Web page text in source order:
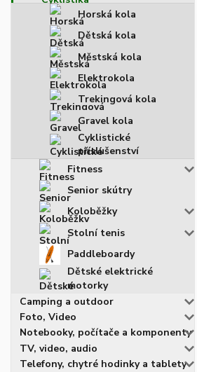
Horská kola
Dětská kola
Městská kola
Elektrokola
Trekingová kola
Gravel kola
Cyklistické
příslušenství
Fitness
Senior skútry
Koloběžky
Stolní tenis
Paddleboardy
Dětské elektrické
motorky
Camping a outdoor
Foto, Video
Notebooky, počítače a komponenty
TV, video, audio
Telefony, chytré hodinky a tablety